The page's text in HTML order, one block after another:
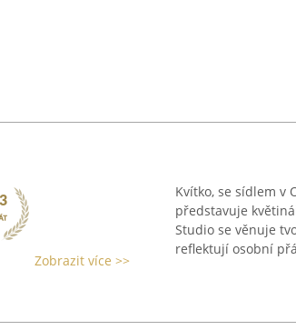
Zobrazit více >>
Kvítko, se sídlem v
představuje
Studio se věnuje
reflektují osobní